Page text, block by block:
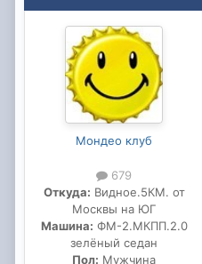
Мондео клуб
679
Откуда: Видное.5КМ. от
Москвы на ЮГ
Машина: ФМ-2.МКПП.2.0
зелёный седан
Пол: Мужчина